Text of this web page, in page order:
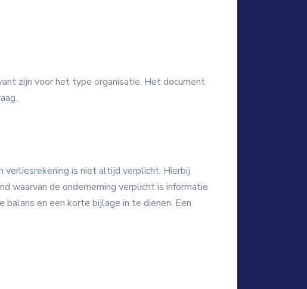
zijn voor het type organisatie. Het document
verliesrekening is niet altijd verplicht. Hierbij
waarvan de onderneming verplicht is informatie
en een korte bijlage in te dienen. Een